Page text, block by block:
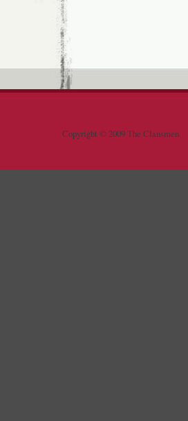
Copyright © 2009 The Clansmen